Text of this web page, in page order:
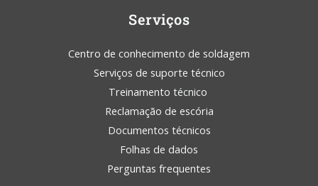
Serviços
Centro de conhecimento de soldagem
Serviços de suporte técnico
Treinamento técnico
Reclamação de escória
Documentos técnicos
Folhas de dados
Perguntas frequentes